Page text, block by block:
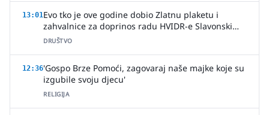
13:01Evo tko je ove godine dobio Zlatnu plaketu i
zahvalnice za doprinos radu HVIDR-e Slavonski
Brod
DRUŠTVO
12:36'Gospo Brze Pomoći, zagovaraj naše majke koje su
izgubile svoju djecu'
RELIGIJA